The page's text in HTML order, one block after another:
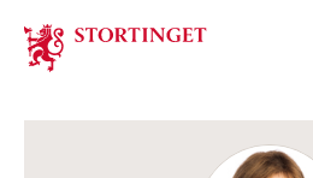
Stortinget.no